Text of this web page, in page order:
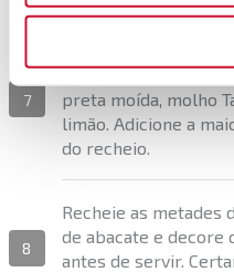
7
Retire as gemas e
polpa do abacate.
preta moída, molho
limão. Adicione a
do recheio.
8
Recheie as metades
de abacate e decore
antes de servir.